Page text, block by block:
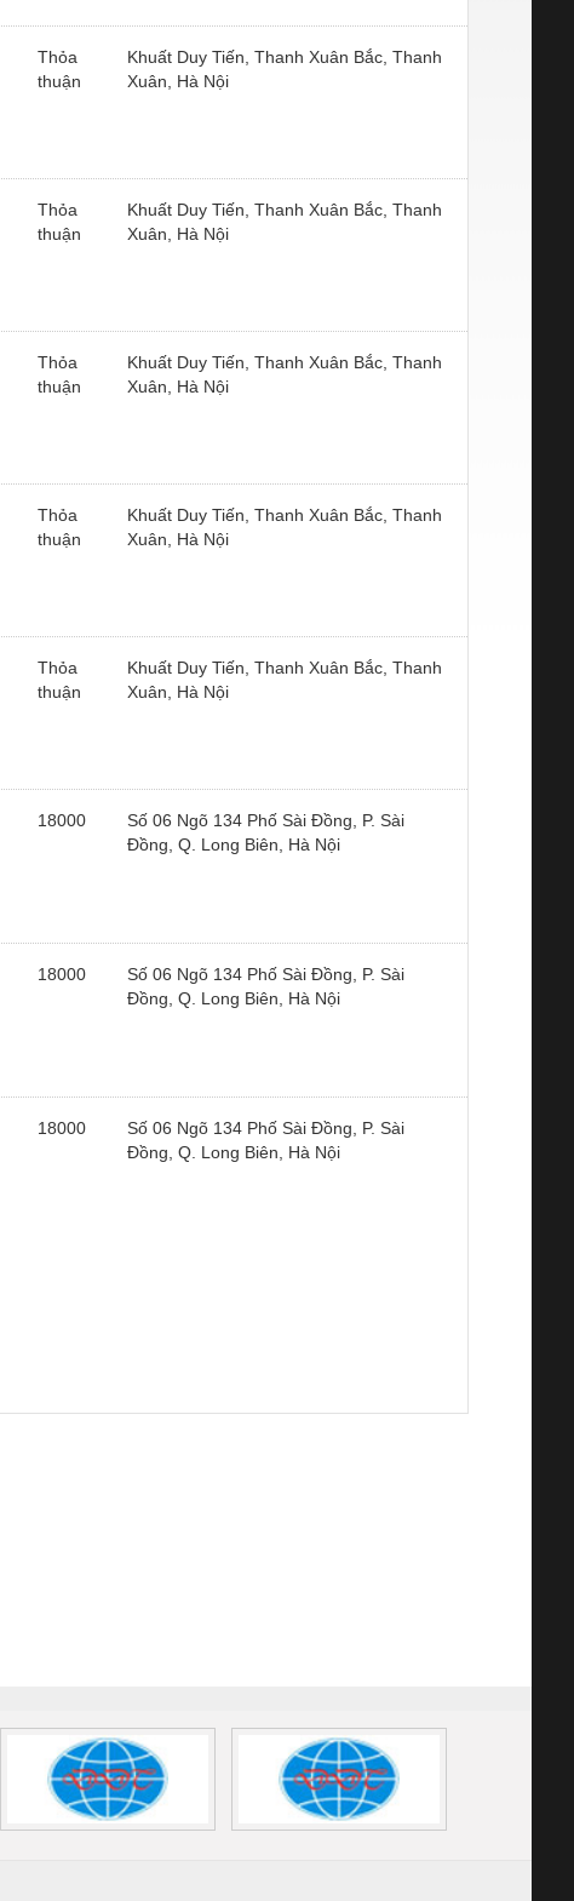
Thỏa
thuận
Khuất Duy Tiến, Thanh Xuân Bắc, Thanh
Xuân, Hà Nội
Thỏa
thuận
Khuất Duy Tiến, Thanh Xuân Bắc, Thanh
Xuân, Hà Nội
Thỏa
thuận
Khuất Duy Tiến, Thanh Xuân Bắc, Thanh
Xuân, Hà Nội
Thỏa
thuận
Khuất Duy Tiến, Thanh Xuân Bắc, Thanh
Xuân, Hà Nội
Thỏa
thuận
Khuất Duy Tiến, Thanh Xuân Bắc, Thanh
Xuân, Hà Nội
18000
Số 06 Ngõ 134 Phố Sài Đồng, P. Sài
Đồng, Q. Long Biên, Hà Nội
18000
Số 06 Ngõ 134 Phố Sài Đồng, P. Sài
Đồng, Q. Long Biên, Hà Nội
18000
Số 06 Ngõ 134 Phố Sài Đồng, P. Sài
Đồng, Q. Long Biên, Hà Nội